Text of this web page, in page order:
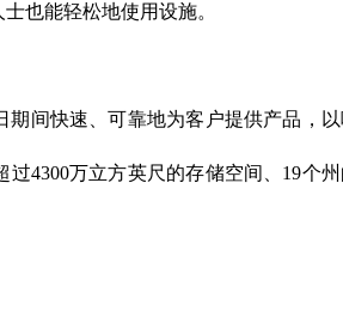
也能轻松地使用设施。
间快速、可靠地为客户提供产品，
4300万立方英尺的存储空间、19个